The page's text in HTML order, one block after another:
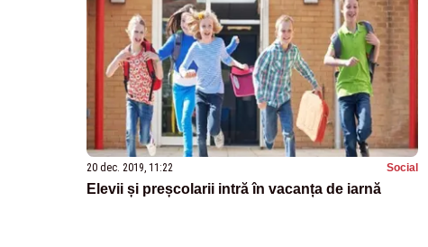
20 dec. 2019, 11:22 Social
Elevii și preșcolarii intră în vacanța de iarnă